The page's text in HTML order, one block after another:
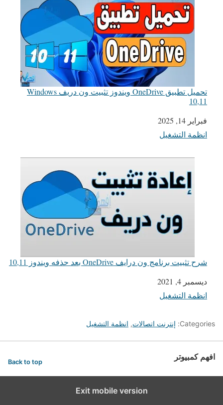
تحميل تطبيق OneDrive ويندوز تثبيت ون دريف Windows
10,11
التاريخ
فبراير 14, 2025
في ما يتعلق بما يأتي
انظمة التشغيل
شرح تثبيت برنامج ون درايف OneDrive بعد حذفه ويندوز 10,11
التاريخ
ديسمبر 4, 2021
في ما يتعلق بما يأتي
انظمة التشغيل
Categories: إنترنت اتصالات, انظمة التشغيل
افهم كمبيوتر Back to top
Exit mobile version